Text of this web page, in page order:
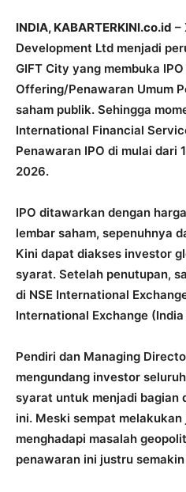
INDIA, KABARTERKINI.co.id –
Development Ltd menjadi
GIFT City yang membuka
Offering/Penawaran Umum
saham publik. Sehingga
International Financial
Penawaran IPO di mulai dari
2026.
IPO ditawarkan dengan
lembar saham, sepenuhnya
Kini dapat diakses investor
syarat. Setelah penutupan,
di NSE International
International Exchange (India
Pendiri dan Managing
mengundang investor
syarat untuk menjadi bagian
ini. Meski sempat
menghadapi masalah
penawaran ini justru